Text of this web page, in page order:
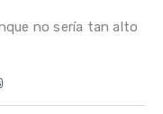
no sería tan alto